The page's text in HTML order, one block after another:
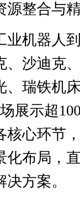
源整合与
机器人到
、沙迪克
、瑞铁机
展示超
核心环节
化布局，
方案。